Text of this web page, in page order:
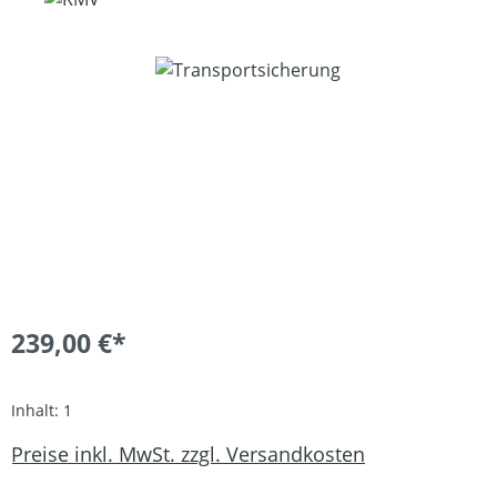
Bildergalerie überspringen
239,00 €*
Inhalt: 1
Preise inkl. MwSt. zzgl. Versandkosten